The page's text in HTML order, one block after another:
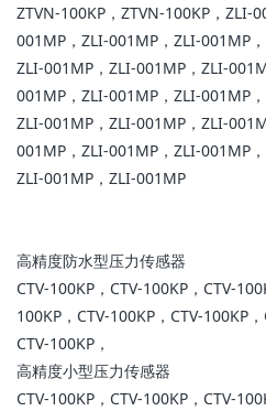
ZTVN-100KP，ZTVN-100KP，ZLI-
001MP，ZLI-001MP，ZLI-001MP
ZLI-001MP，ZLI-001MP，ZLI-
001MP，ZLI-001MP，ZLI-001MP
ZLI-001MP，ZLI-001MP，ZLI-
001MP，ZLI-001MP，ZLI-001MP
ZLI-001MP，ZLI-001MP
高精度防水型压力传感器
CTV-100KP，CTV-100KP，CTV-
100KP，CTV-100KP，CTV-100KP
CTV-100KP，
高精度小型压力传感器
CTV-100KP，CTV-100KP，CTV-